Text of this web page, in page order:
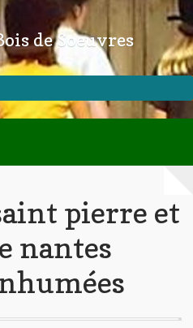
de Soeuvres
pierre et
nantes